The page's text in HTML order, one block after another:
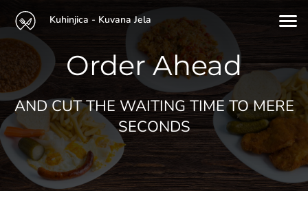
Kuhinjica - Kuvana Jela
Order Ahead
AND CUT THE WAITING TIME TO MERE
SECONDS